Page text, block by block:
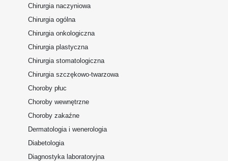
Chirurgia naczyniowa
Chirurgia ogólna
Chirurgia onkologiczna
Chirurgia plastyczna
Chirurgia stomatologiczna
Chirurgia szczękowo-twarzowa
Choroby płuc
Choroby wewnętrzne
Choroby zakaźne
Dermatologia i wenerologia
Diabetologia
Diagnostyka laboratoryjna